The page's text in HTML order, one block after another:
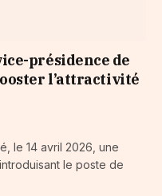
présidence de
l’attractivité
le 14 avril 2026, une
le poste de